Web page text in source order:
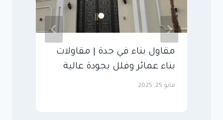
مقاول بناء في جدة | مقاولات
بناء عمائر وفلل بجودة عالية
مايو 25, 2025